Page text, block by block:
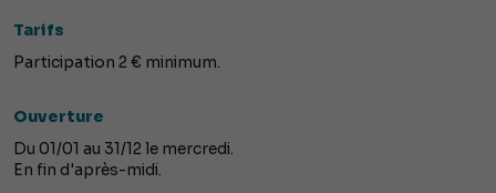
Tarifs
Participation 2 € minimum.
Ouverture
Du 01/01 au 31/12 le mercredi.
En fin d'après-midi.